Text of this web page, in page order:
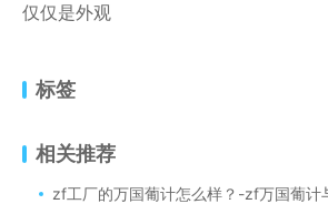
仅仅是外观
标签
相关推荐
zf工厂的万国葡计怎么样？-zf万国葡计与